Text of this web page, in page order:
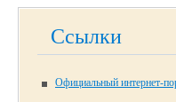
Ссылки
Официальный интернет-